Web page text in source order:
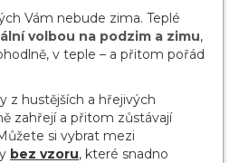
Vám nebude zima. Teplé
volbou na podzim a zimu,
v teple – a přitom pořád
z hustějších a hřejivých
zahřejí a přitom zůstávají
si vybrat mezi
bez vzoru, které snadno